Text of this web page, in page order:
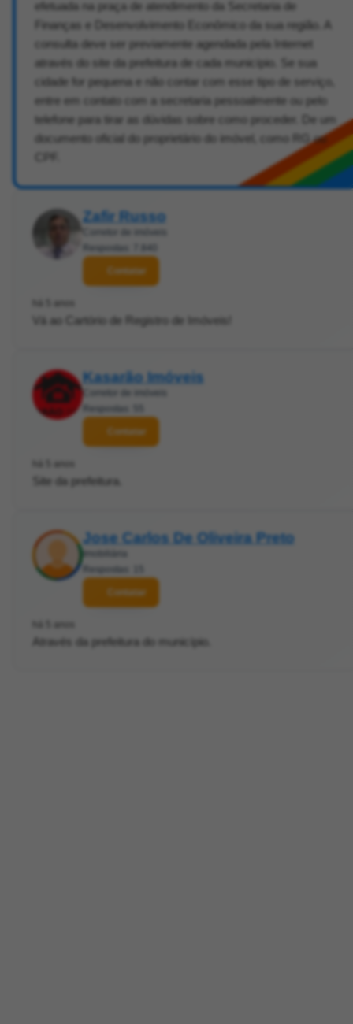
efetuada na praça de atendimento da Secretaria de
Finanças e Desenvolvimento Econômico da sua região. A
consulta deve ser previamente agendada pela Internet
através do site da prefeitura de cada município. Se sua
cidade for pequena e não contar com esse tipo de serviço,
entre em contato com a secretaria pessoalmente ou pelo
telefone para tirar as dúvidas sobre como proceder. De um
documento oficial do proprietário do imóvel, como RG ou
Zafir Russo
Corretor de imóveis
Respostas: 7.840
Contatar
há 5 anos
Vá ao Cartório de Registro de Imóveis!
Kasarão Imóveis
Corretor de imóveis
Respostas: 55
Contatar
há 5 anos
Site da prefeitura.
Jose Carlos De Oliveira Preto
Imobiliária
Respostas: 15
Contatar
há 5 anos
Através da prefeitura do município.